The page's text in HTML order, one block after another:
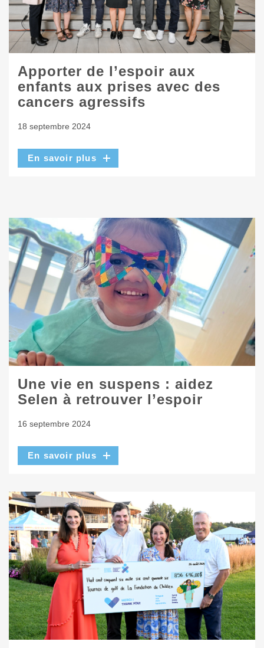
Apporter de l’espoir aux
enfants aux prises avec des
cancers agressifs
18 septembre 2024
En savoir plus
Une vie en suspens : aidez
Selen à retrouver l’espoir
16 septembre 2024
En savoir plus